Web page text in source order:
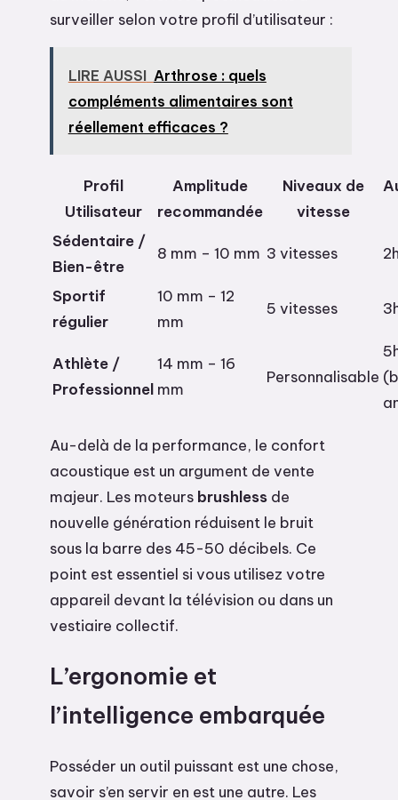
surveiller selon votre profil d’utilisateur :
LIRE AUSSI Arthrose : quels
compléments alimentaires sont
réellement efficaces ?
Profil
Utilisateur
Amplitude
recommandée
Niveaux de
vitesse
Sédentaire /
Bien-être
8 mm – 10 mm 3 vitesses
Sportif
régulier
10 mm – 12
mm
5 vitesses
Athlète /
Professionnel
14 mm – 16
mm
Personnalisable
Au-delà de la performance, le confort
acoustique est un argument de vente
majeur. Les moteurs brushless de
nouvelle génération réduisent le bruit
sous la barre des 45-50 décibels. Ce
point est essentiel si vous utilisez votre
appareil devant la télévision ou dans un
vestiaire collectif.
L’ergonomie et
l’intelligence embarquée
Posséder un outil puissant est une chose,
savoir s’en servir en est une autre. Les